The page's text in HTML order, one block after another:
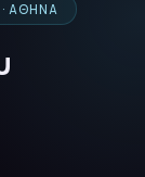
ΑΘΉΝΑ